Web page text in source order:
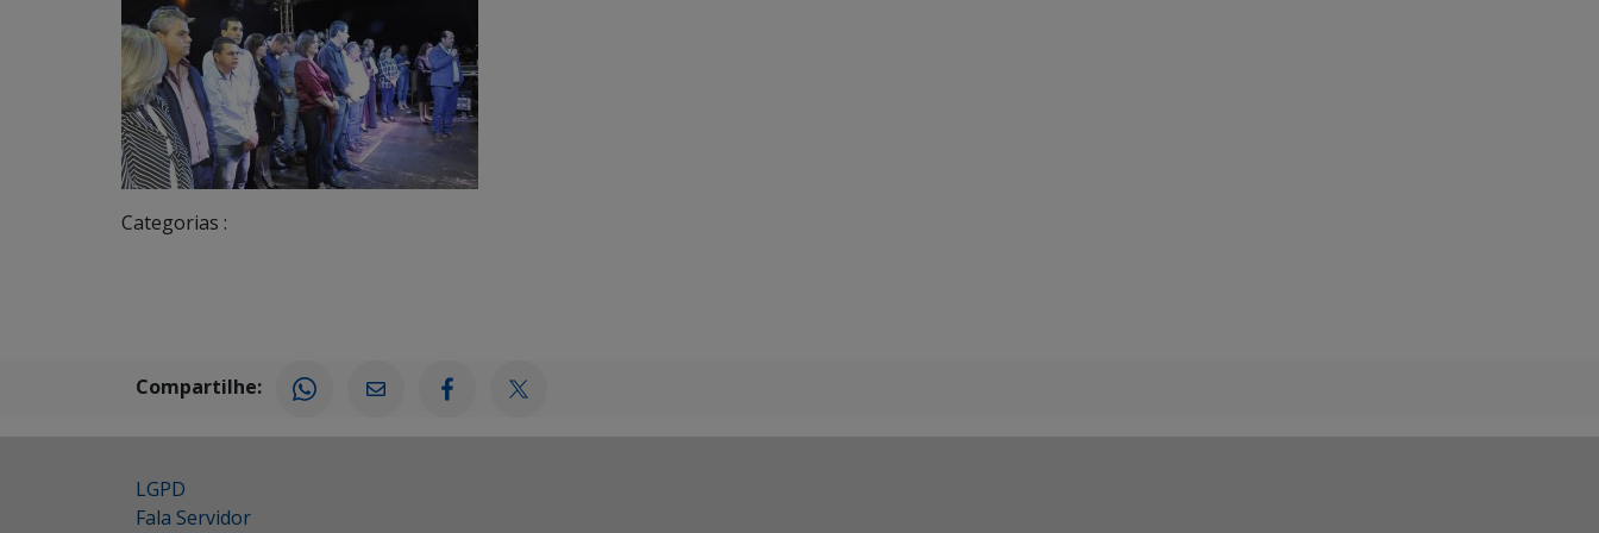
Categorias :
Compartilhe:
LGPD
Fala Servidor